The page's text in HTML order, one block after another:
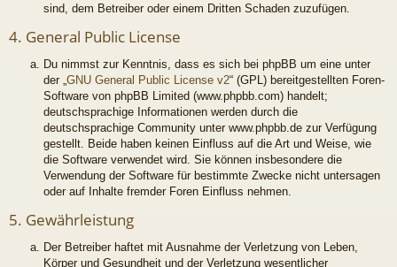
sind, dem Betreiber oder einem Dritten Schaden zuzufügen.
4. General Public License
Du nimmst zur Kenntnis, dass es sich bei phpBB um eine unter
der „ GNU General Public License v2“ (GPL) bereitgestellten Foren-
Software von phpBB Limited (www.phpbb.com) handelt;
deutschsprachige Informationen werden durch die
deutschsprachige Community unter www.phpbb.de zur Verfügung
gestellt. Beide haben keinen Einfluss auf die Art und Weise, wie
die Software verwendet wird. Sie können insbesondere die
Verwendung der Software für bestimmte Zwecke nicht untersagen
oder auf Inhalte fremder Foren Einfluss nehmen.
5. Gewährleistung
Der Betreiber haftet mit Ausnahme der Verletzung von Leben,
Körper und Gesundheit und der Verletzung wesentlicher